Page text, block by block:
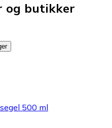
og butikker
500 ml